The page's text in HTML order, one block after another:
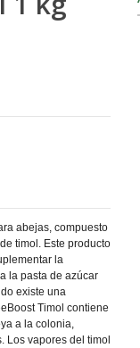
abejas, compuesto
timol. Este producto
la
la pasta de azúcar
existe una
Timol contiene
a la colonia,
Los vapores del timol